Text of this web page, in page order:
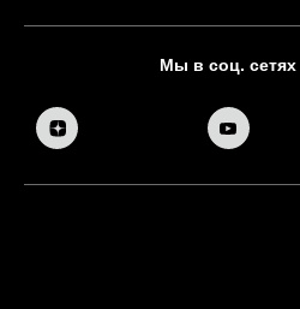
Мы в соц. сетях